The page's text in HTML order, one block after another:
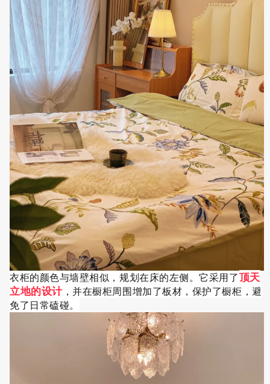
衣柜的颜色与墙壁相似，规划在床的左侧。它采用了顶天
立地的设计，并在橱柜周围增加了板材，保护了橱柜，避
免了日常磕碰。